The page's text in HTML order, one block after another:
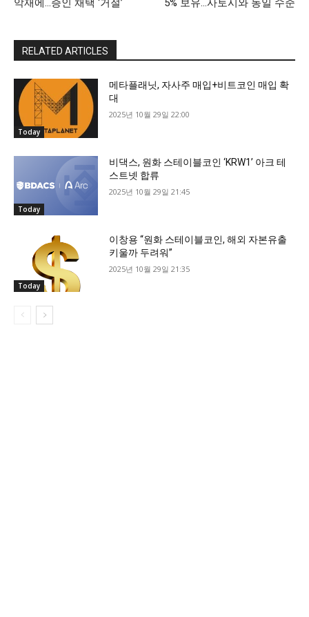
악재에…증인 채택 ‘거절’ 5% 보유…사토시와 동일 수준
RELATED ARTICLES
Today
메타플래닛, 자사주 매입+비트코인 매입 확
대
2025년 10월 29일 22:00
Today
비댁스, 원화 스테이블코인 ‘KRW1’ 아크 테
스트넷 합류
2025년 10월 29일 21:45
Today
이창용 “원화 스테이블코인, 해외 자본유출
키울까 두려워”
2025년 10월 29일 21:35